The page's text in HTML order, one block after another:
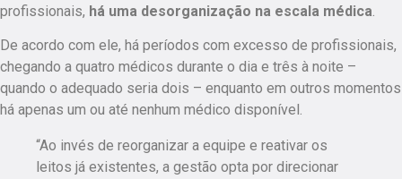
profissionais, há uma desorganização na escala médica.
De acordo com ele, há períodos com excesso de profissionais,
chegando a quatro médicos durante o dia e três à noite –
quando o adequado seria dois – enquanto em outros momentos
há apenas um ou até nenhum médico disponível.
“Ao invés de reorganizar a equipe e reativar os
leitos já existentes, a gestão opta por direcionar